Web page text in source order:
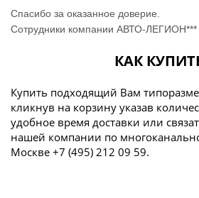
Спасибо за оказанное доверие.
Сотрудники компании АВТО-ЛЕГИОН***
КАК
Купить подходящий Вам
кликнув на корзину указав
удобное время доставки или
нашей компании по
Москве +7 (495) 212 09 59.